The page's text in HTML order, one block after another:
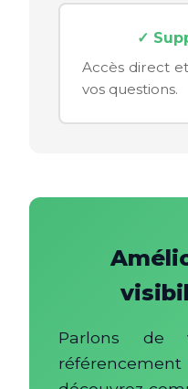
✓
Accès direct
vos questions.
Parlons de